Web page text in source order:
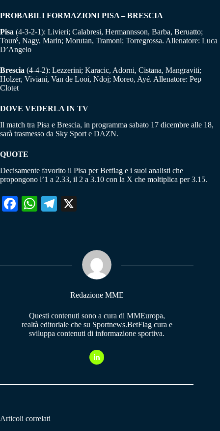
PROBABILI FORMAZIONI PISA – BRESCIA
Pisa (4-3-2-1): Livieri; Calabresi, Hermannsson, Barba, Beruatto;
Touré, Nagy, Marin; Morutan, Tramoni; Torregrossa. Allenatore: Luca
D’Angelo
Brescia (4-4-2): Lezzerini; Karacic, Adorni, Cistana, Mangraviti;
Holzer, Viviani, Van de Looi, Ndoj; Moreo, Ayé. Allenatore: Pep
Clotet
DOVE VEDERLA IN TV
Il match tra Pisa e Brescia, in programma sabato 17 dicembre alle 18,
sarà trasmesso da Sky Sport e DAZN.
QUOTE
Decisamente favorito il Pisa per Betflag e i suoi analisti che
propongono l’1 a 2.33, il 2 a 3.10 con la X che moltiplica per 3.15.
Fa W
pp
Te
m
Redazione MME
Questi contenuti sono a cura di MMEuropa,
realtà editoriale che su Sportnews.BetFlag cura e
sviluppa contenuti di informazione sportiva.
Articoli correlati